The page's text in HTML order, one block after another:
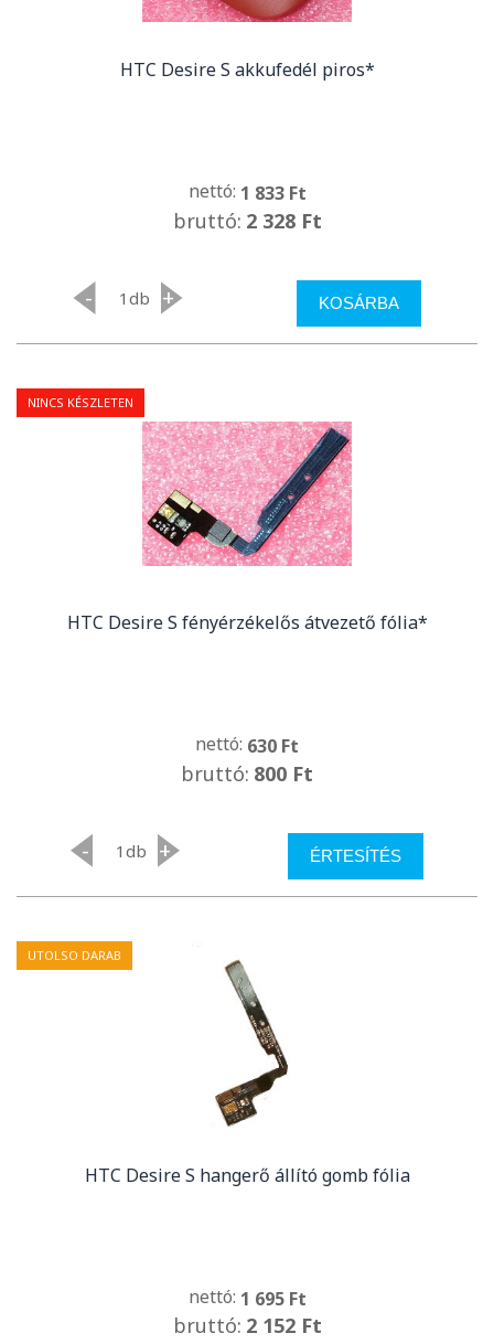
HTC Desire S akkufedél piros*
nettó: 1 833 Ft
bruttó: 2 328 Ft
- db + KOSÁRBA
NINCS KÉSZLETEN
HTC Desire S fényérzékelős átvezető fólia*
nettó: 630 Ft
bruttó: 800 Ft
- db + ÉRTESÍTÉS
UTOLSO DARAB
HTC Desire S hangerő állító gomb fólia
nettó: 1 695 Ft
bruttó: 2 152 Ft